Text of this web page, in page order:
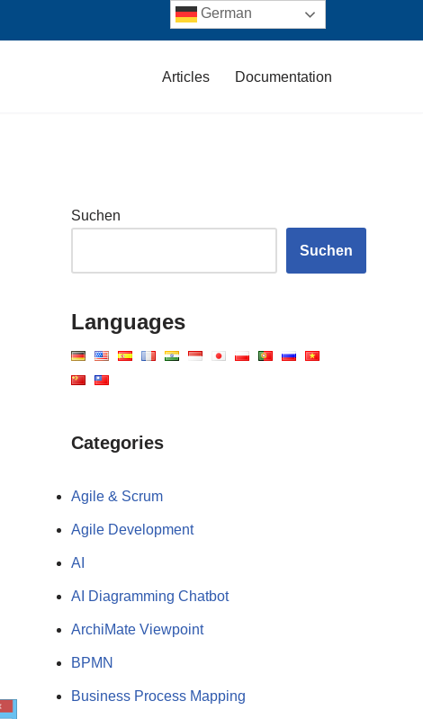
Articles Documentation
Suchen
Suchen
Languages
Categories
Agile & Scrum
Agile Development
AI
AI Diagramming Chatbot
ArchiMate Viewpoint
BPMN
Business Process Mapping
German